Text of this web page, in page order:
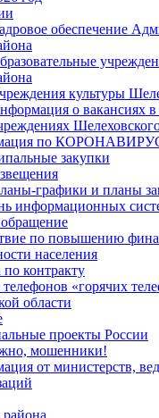
обеспечение
культуры
о вакансиях
по
закупки
графики и планы
информационных
по повышению
населения
контракту
«горячих
области
проекты России
мошенники!
от министерств,